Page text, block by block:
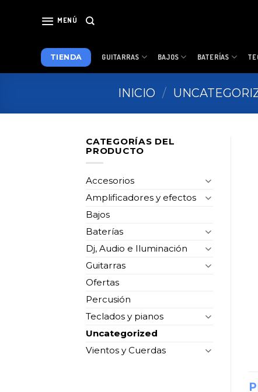
MENÚ
TIENDA GUITARRAS BAJOS BATERÍAS
INICIO /
CATEGORÍAS DEL
PRODUCTO
Accesorios
Amplificadores y efectos
Bajos
Baterías
Dj, Audio e Iluminación
Guitarras
Ofertas
Percusión
Teclados y pianos
Uncategorized
Vientos y Cuerdas